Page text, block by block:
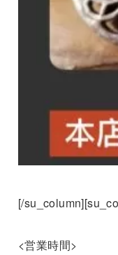
[/
<営業時間>